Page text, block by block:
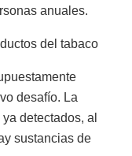
anuales.
del tabaco
desafío. La
detectados, al
sustancias de